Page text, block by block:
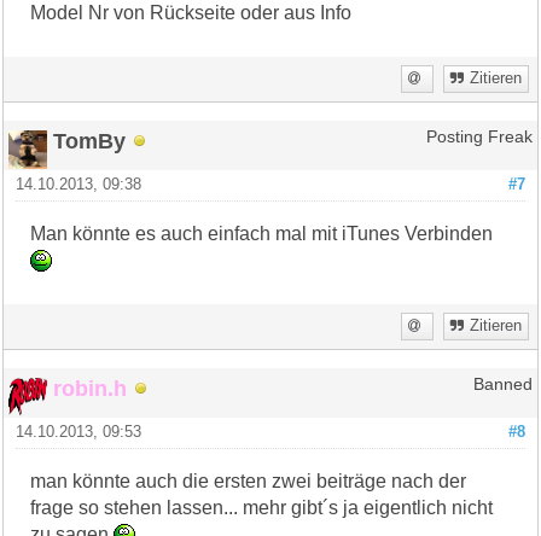
Model Nr von Rückseite oder aus Info
Zitieren
TomBy Posting Freak
#7
14.10.2013, 09:38
Man könnte es auch einfach mal mit iTunes Verbinden
Zitieren
robin.h Banned
#8
14.10.2013, 09:53
man könnte auch die ersten zwei beiträge nach der
frage so stehen lassen... mehr gibt´s ja eigentlich nicht